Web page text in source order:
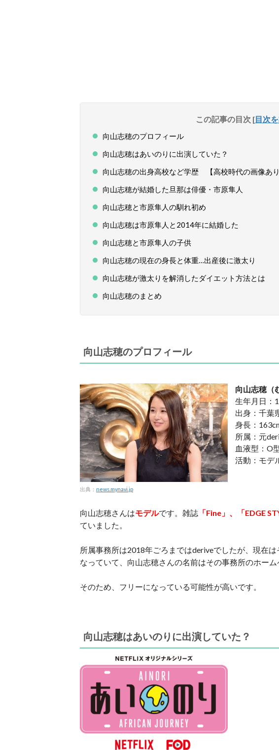
この記事の目次 [目次
向山志穂のプロフィール
向山志穂はあいのりに出演していた？
向山志穂の出身高校など学歴 【高校時代の画像あり
向山志穂が結婚した旦那は俳優・市原隼人
向山志穂と市原隼人の馴れ初め
向山志穂は市原隼人と2014年に結婚した
向山志穂と市原隼人の子供
向山志穂の現在の身長と体重…出産後に激太り
向山志穂が激太りを解消したダイエット方法とは
向山志穂のまとめ
向山志穂のプロフィール
出典： news.mynavi.jp
向山志穂（
生年月日：
出身：千葉
身長：
所属：元
血液型：O
活動：モデ
向山志穂さんはモデルです。雑誌 「Fine」、「EDGE
ていました。
所属事務所は2018年ごろまではderiveでしたが、現在
なっていて、向山志穂さんの名前はその事務所のホーム
そのため、フリーになっている可能性が高いです。
向山志穂はあいのりに出演していた？